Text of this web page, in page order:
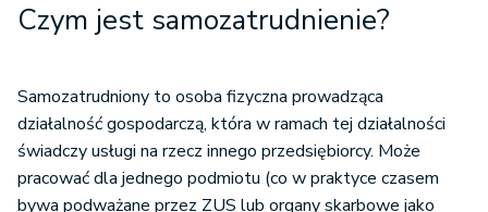
Czym jest samozatrudnienie?
Samozatrudniony to osoba fizyczna prowadząca
działalność gospodarczą, która w ramach tej działalności
świadczy usługi na rzecz innego przedsiębiorcy. Może
pracować dla jednego podmiotu (co w praktyce czasem
bywa podważane przez ZUS lub organy skarbowe jako